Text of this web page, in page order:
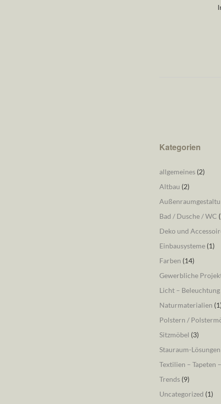
Kategorien
allgemeines(2)
Altbau (2)
Bad / Dusche / WC
Deko und
Einbausysteme(1)
Farben (14)
Gewerbliche
Licht – Beleuchtung
Naturmaterialien
Polstern /
Sitzmöbel (3)
Stauraum-Lösungen
Textilien – Tapeten
Trends(9)
Uncategorized (1)